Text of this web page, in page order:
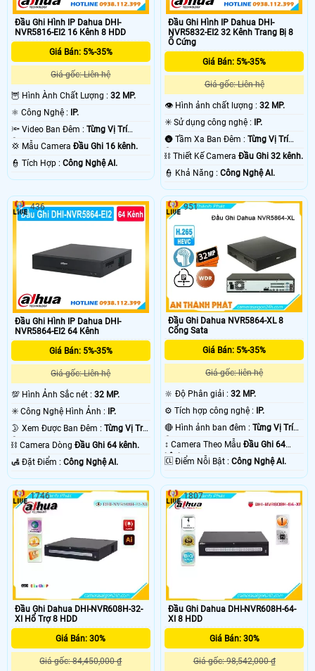
Đầu Ghi Hình IP Dahua DHI-
NVR5816-EI2 16 Kênh 8 HDD
Giá Bán: 5%-35%
Giá gốc: Liên hệ
🦉 Hình Ành Chất Lượng : 32 MP.
⚛️ Công Nghệ :
IP.
🔦 Video Ban Đêm : Từng Vị Trí
Camera .
💢 Mẫu Camera Đầu Ghi 16 kênh.
️👮 Tích Hợp : Công Nghệ AI.
Đầu Ghi Hình IP Dahua DHI-
NVR5832-EI2 32 Kênh Trang Bị 8
Ổ Cứng
Giá Bán: 5%-35%
Giá gốc: Liên hệ
👁 Hình ảnh chất lượng :32 MP.
✳️ Sử dụng công nghệ :
IP.
🌚 Tầm Xa Ban Đêm :Từng Vị Trí
Camera .
⛓ Thiết Kế CameraĐầu Ghi 32 kênh.
️👮 Khả Năng :Công Nghệ AI.
Đầu Ghi Hình IP Dahua DHI-
NVR5864-EI2 64 Kênh
Giá Bán: 5%-35%
Giá gốc: Liên hệ
💯 Hình Ảnh Sắc nét : 32 MP.
✳️ Công Nghệ Hình Ảnh : IP.
🌛 Xem Được Ban Đêm : Từng Vị Trí
Camera .
⛓ Camera Dòng Đầu Ghi 64 kênh.
️🛃 Đặt Điểm : Công Nghệ AI.
436
Đầu Ghi Dahua NVR5864-XL 8
Cổng Sata
Giá Bán: 5%-35%
Giá gốc: liên hệ
🔆 Độ Phân giải :32 MP.
⚙ Tích hợp công nghệ : IP.
🔴 Hình ảnh ban đêm :Từng Vị Trí
Camera .
↕️ Camera Theo MẫuĐầu Ghi 64
kênh.
️🆑 Điểm Nỗi Bật :Công Nghệ AI.
951
Đầu Ghi Dahua DHI-NVR608H-32-
XI Hổ Trợ 8 HDD
Giá Bán: 30%
Giá gốc: 84,450,000 ₫
1746
Đầu Ghi Dahua DHI-NVR608H-64-
XI 8 HDD
Giá Bán: 30%
Giá gốc: 98,542,000 ₫
1807